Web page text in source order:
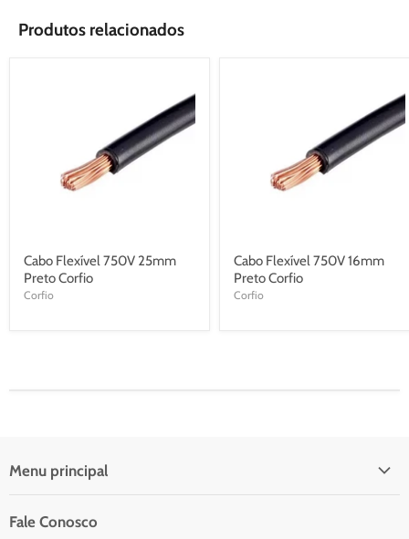
Produtos relacionados
Cabo Flexível 750V 25mm
Preto Corfio
Corfio
Cabo Flexível 750V 16mm
Preto Corfio
Corfio
Menu principal
Catálogo Para Orçamento
Fale Conosco